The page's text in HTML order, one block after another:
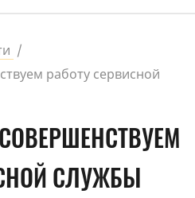
работу сервисной
СЛУЖБЫ